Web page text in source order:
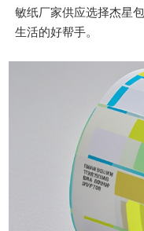
敏纸厂家供应选择杰星
生活的好帮手。